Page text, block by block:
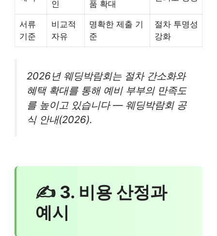
인 품 확대
서류
기준
비교적
자유
명확한 제출 기
준
절차 투명성
강화
2026년 웨딩박람회는 절차 간소화와
혜택 확대를 통해 예비 부부의 만족도
를 높이고 있습니다 — 웨딩박람회 공
식 안내(2026).
✍ 3. 비용 산정과
예시